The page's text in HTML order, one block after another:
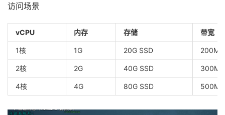
访问场景
vCPU 内存 存储 带宽
1核 1G 20G SSD
2核 2G 40G SSD
4核 4G 80G SSD